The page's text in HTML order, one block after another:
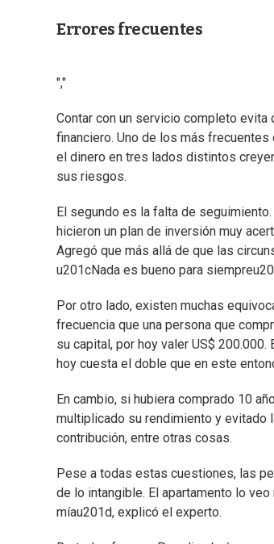
Errores frecuentes
","
Contar con un servicio completo
financiero. Uno de los más
el dinero en tres lados distintos
sus riesgos.
El segundo es la falta de
hicieron un plan de inversión muy
Agregó que más allá de que las
u201cNada es bueno para
Por otro lado, existen muchas
frecuencia que una persona que
su capital, por hoy valer US$
hoy cuesta el doble que en este
En cambio, si hubiera comprado 10
multiplicado su rendimiento y evitado
contribución, entre otras cosas.
Pese a todas estas cuestiones, las
de lo intangible. El apartamento lo
míau201d, explicó el experto.